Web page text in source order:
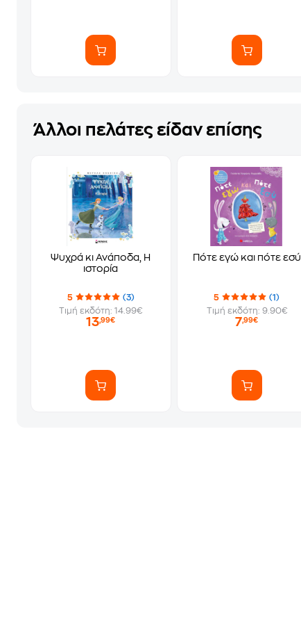
Άλλοι πελάτες είδαν επίσης
Ψυχρά κι Ανάποδα, Η
ιστορία
5
(3)
Τιμή εκδότη: 14.99€
13,99€
Πότε εγώ και πότε εσύ
5
(1)
Τιμή εκδότη: 9.90€
7,99€